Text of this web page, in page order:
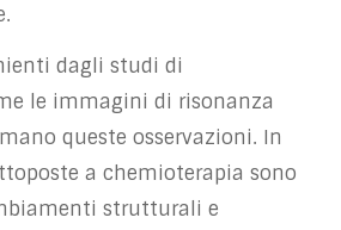
dagli studi di
le immagini di risonanza
queste osservazioni. In
a chemioterapia sono
strutturali e